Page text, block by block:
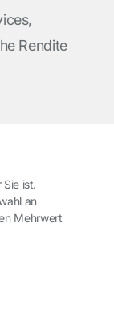
Rendite
ist.
an
Mehrwert